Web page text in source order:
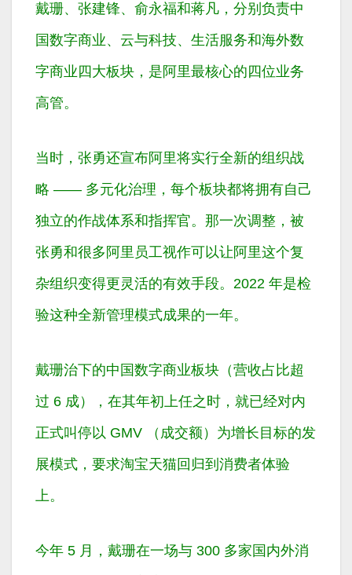
戴珊、张建锋、俞永福和蒋凡，分别负责中
国数字商业、云与科技、生活服务和海外数
字商业四大板块，是阿里最核心的四位业务
高管。
当时，张勇还宣布阿里将实行全新的组织战
略 —— 多元化治理，每个板块都将拥有自己
独立的作战体系和指挥官。那一次调整，被
张勇和很多阿里员工视作可以让阿里这个复
杂组织变得更灵活的有效手段。2022 年是检
验这种全新管理模式成果的一年。
戴珊治下的中国数字商业板块（营收占比超
过 6 成），在其年初上任之时，就已经对内
正式叫停以 GMV （成交额）为增长目标的发
展模式，要求淘宝天猫回归到消费者体验
上。
今年 5 月，戴珊在一场与 300 多家国内外消